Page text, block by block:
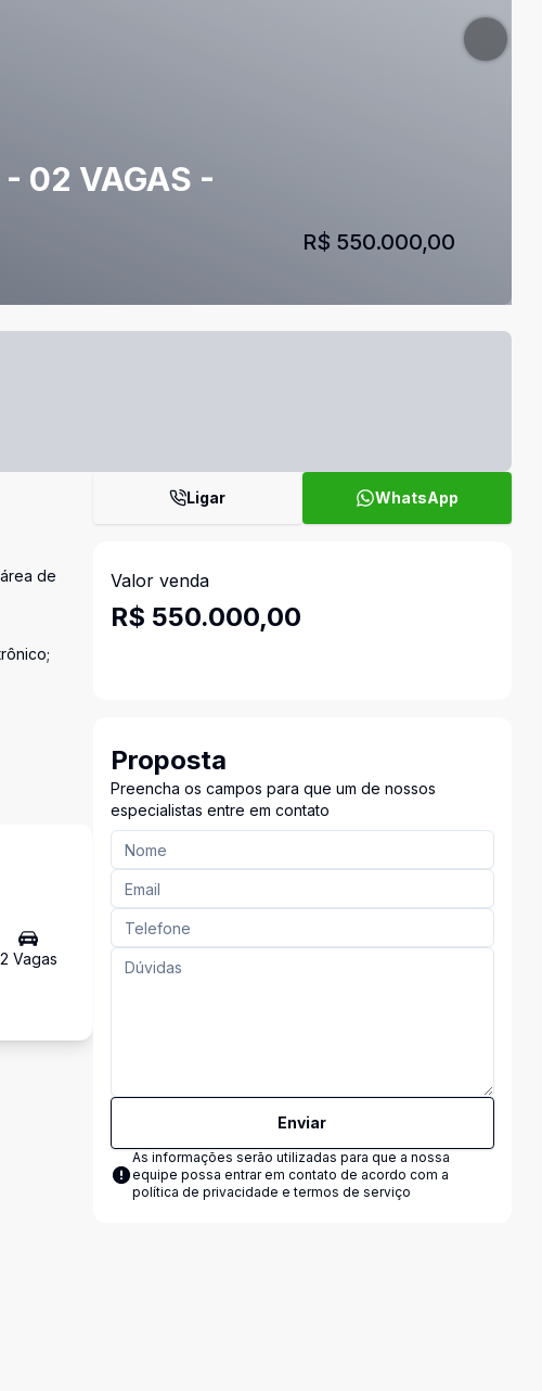
- 02 VAGAS -
R$ 550.000,00
de
2 Vagas
Ligar WhatsApp
Valor venda
R$ 550.000,00
Proposta
Preencha os campos para que um de nossos
especialistas entre em contato
Enviar
As informações serão utilizadas para que a nossa
equipe possa entrar em contato de acordo com a
política de privacidade e termos de serviço